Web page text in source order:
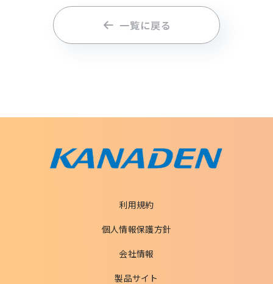
一覧に戻る
利用規約
個人情報保護方針
会社情報
製品サイト